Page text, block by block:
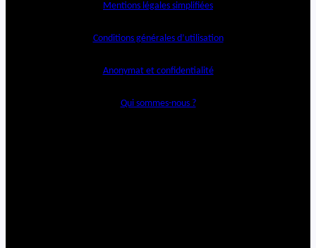
Mentions légales simplifiées
Conditions générales d’utilisation
Anonymat et confidentialité
Qui sommes-nous ?